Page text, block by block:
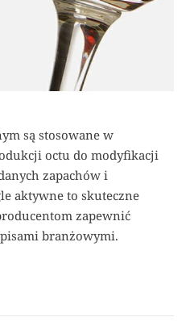
są stosowane w
octu do modyfikacji
zapachów i
aktywne to skuteczne
zapewnić
branżowymi.